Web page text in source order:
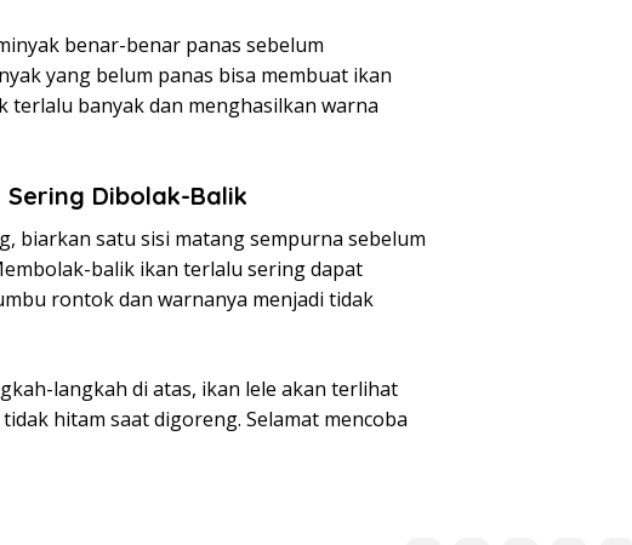
benar-benar panas sebelum
yang belum panas bisa membuat ikan
terlalu banyak dan menghasilkan warna
Dibolak-Balik
biarkan satu sisi matang sempurna sebelum
balik ikan terlalu sering dapat
rontok dan warnanya menjadi tidak
langkah di atas, ikan lele akan terlihat
hitam saat digoreng. Selamat mencoba